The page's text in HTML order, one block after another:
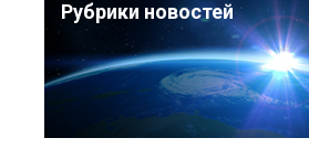
Рубрики новостей